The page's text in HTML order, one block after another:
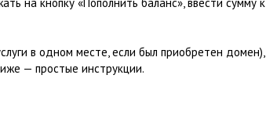
в одном месте, если был приобретен домен),
— простые инструкции.